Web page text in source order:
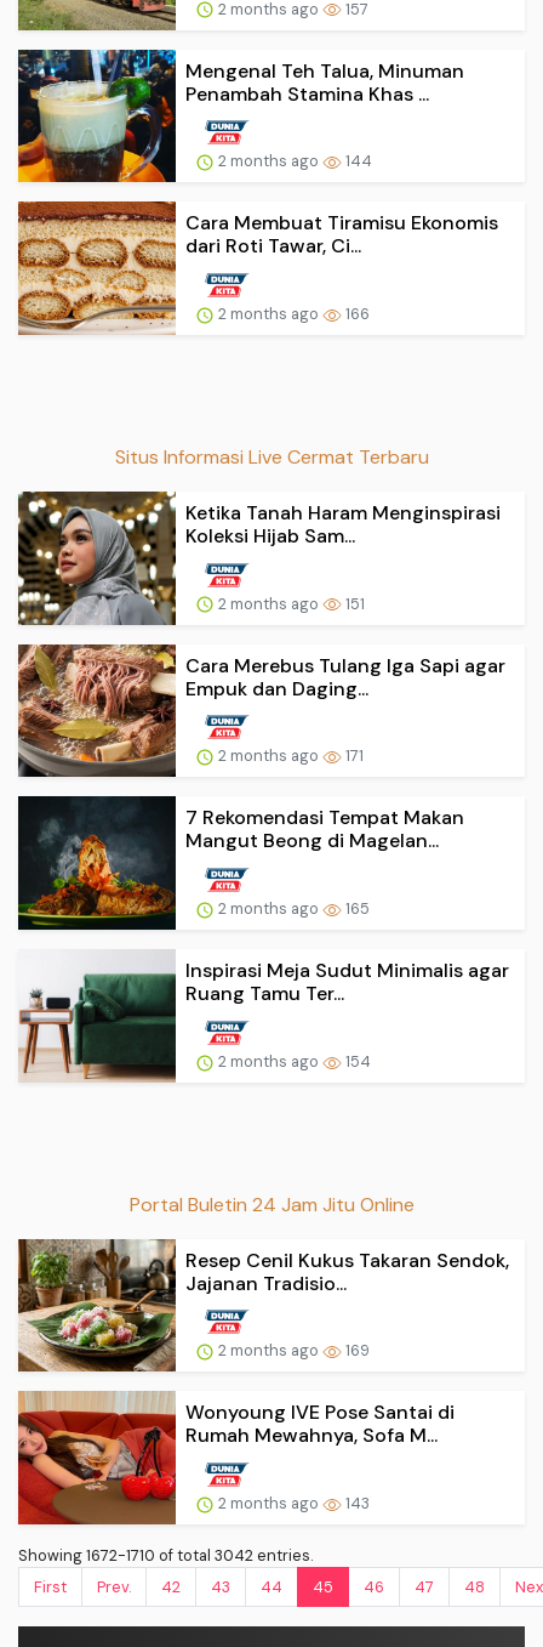
2 months ago 157
Mengenal Teh Talua, Minuman
Penambah Stamina Khas ...
2 months ago 144
Cara Membuat Tiramisu Ekonomis
dari Roti Tawar, Ci...
2 months ago 166
Situs Informasi Live Cermat Terbaru
Ketika Tanah Haram Menginspirasi
Koleksi Hijab Sam...
2 months ago 151
Cara Merebus Tulang Iga Sapi agar
Empuk dan Daging...
2 months ago 171
7 Rekomendasi Tempat Makan
Mangut Beong di Magelan...
2 months ago 165
Inspirasi Meja Sudut Minimalis agar
Ruang Tamu Ter...
2 months ago 154
Portal Buletin 24 Jam Jitu Online
Resep Cenil Kukus Takaran Sendok,
Jajanan Tradisio...
2 months ago 169
Wonyoung IVE Pose Santai di
Rumah Mewahnya, Sofa M...
2 months ago 143
Showing 1672-1710 of total 3042 entries.
First
Prev. 42 43 44 45 46 47 48